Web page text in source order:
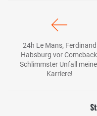
24h Le Mans, Ferdinand
Habsburg vor
Schlimmster Unfall
Karriere!